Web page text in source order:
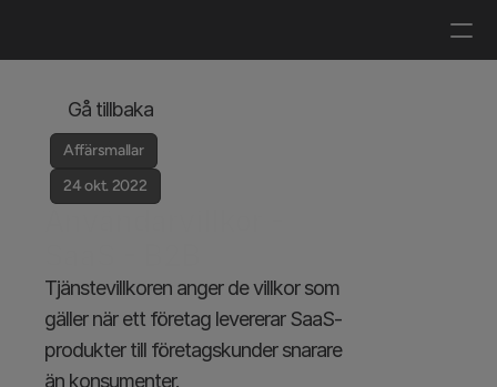
Gå tillbaka
Affärsmallar
24 okt. 2022
Tjänstevillkoren anger de villkor som
gäller när ett företag levererar SaaS-
produkter till företagskunder snarare
än konsumenter.